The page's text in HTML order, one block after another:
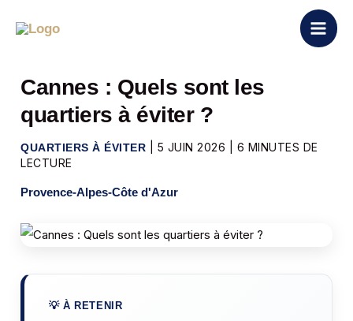
Cannes : Quels sont les
quartiers à éviter ?
QUARTIERS À ÉVITER 5 JUIN 2026
6 MINUTES DE
LECTURE
Provence-Alpes-Côte d'Azur